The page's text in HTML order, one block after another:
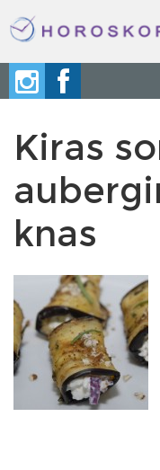
Kiras
knas